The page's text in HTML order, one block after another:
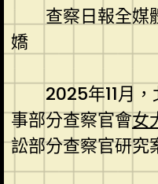
查察日報全媒
嬌
2025年11月
事部分查察官會女
訟部分查察官研究